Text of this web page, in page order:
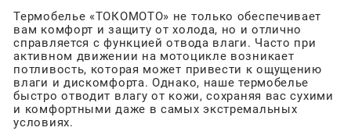
Термобелье «ТОКОМОТО» не только обеспечивает
вам комфорт и защиту от холода, но и отлично
справляется с функцией отвода влаги. Часто при
активном движении на мотоцикле возникает
потливость, которая может привести к ощущению
влаги и дискомфорта. Однако, наше термобелье
быстро отводит влагу от кожи, сохраняя вас сухими
и комфортными даже в самых экстремальных
условиях.